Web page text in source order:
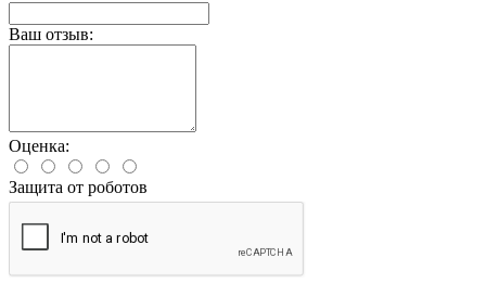
Ваш отзыв:
Оценка:
Защита от роботов